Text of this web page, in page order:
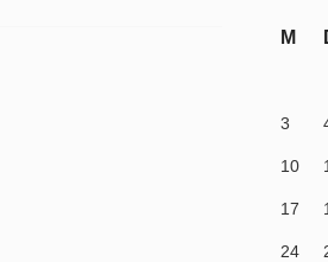
M
3
10
17
24